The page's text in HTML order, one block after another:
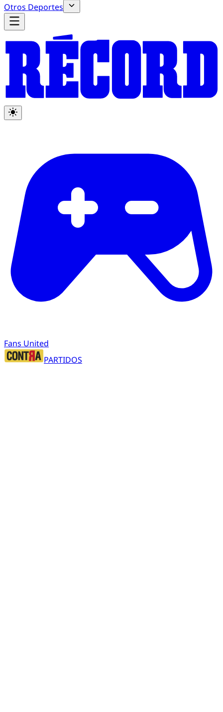
Otros Deportes
Fans United
PARTIDOS